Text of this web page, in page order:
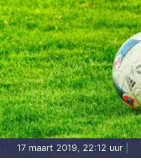
17 maart 2019, 22:12 uur